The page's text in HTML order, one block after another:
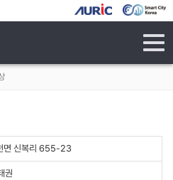
면 신복리 655-23
권